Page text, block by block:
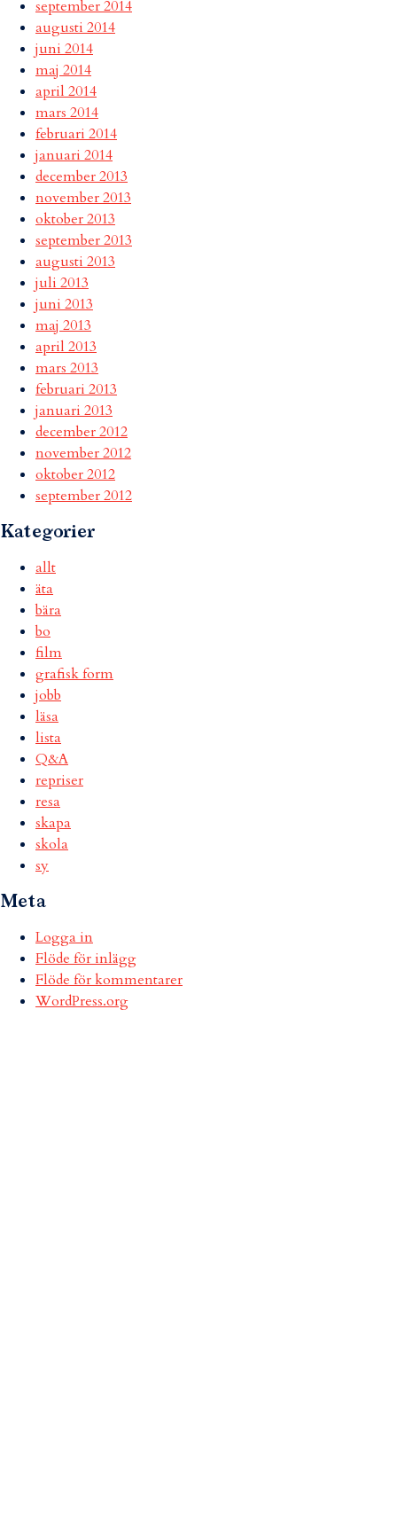
september 2014
augusti 2014
juni 2014
maj 2014
april 2014
mars 2014
februari 2014
januari 2014
december 2013
november 2013
oktober 2013
september 2013
augusti 2013
juli 2013
juni 2013
maj 2013
april 2013
mars 2013
februari 2013
januari 2013
december 2012
november 2012
oktober 2012
september 2012
Kategorier
allt
äta
bära
bo
film
grafisk form
jobb
läsa
lista
Q&A
repriser
resa
skapa
skola
sy
Meta
Logga in
Flöde för inlägg
Flöde för kommentarer
WordPress.org